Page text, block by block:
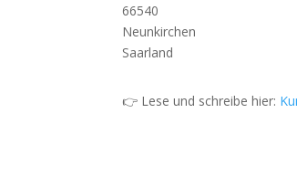
66540
Neunkirchen
Saarland
👉 Lese und schreibe hier: